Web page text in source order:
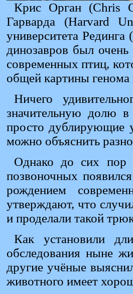
Крис Орган (Chris
Гарварда (Harvard
университета
динозавров был
современных птиц,
общей картины
Ничего
значительную долю
просто дублирующие
можно объяснить
Однако до сих пор
позвоночных
рождением
утверждают, что
и проделали такой
Как установили
обследования ныне
другие учёные
животного имеет